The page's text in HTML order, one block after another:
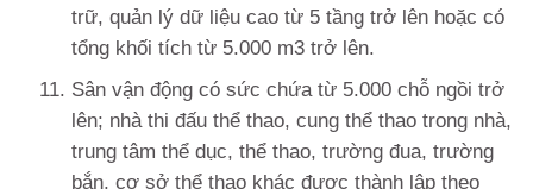
trữ, quản lý dữ liệu cao từ 5 tầng trở lên hoặc có
tổng khối tích từ 5.000 m3 trở lên.
Sân vận động có sức chứa từ 5.000 chỗ ngồi trở
lên; nhà thi đấu thể thao, cung thể thao trong nhà,
trung tâm thể dục, thể thao, trường đua, trường
bắn, cơ sở thể thao khác được thành lập theo